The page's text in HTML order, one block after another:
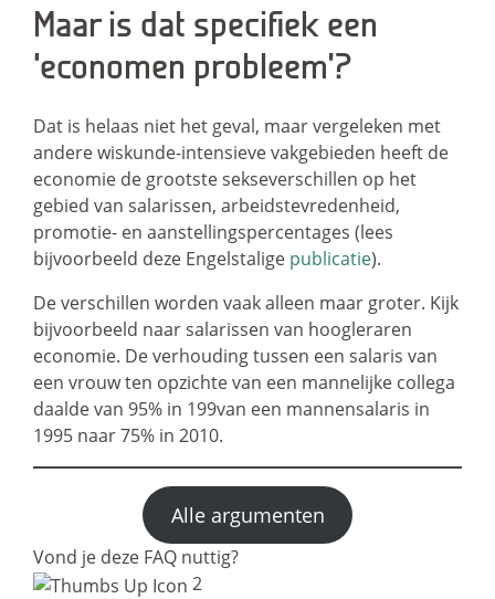
Maar is dat specifiek een
‘economen probleem’?
Dat is helaas niet het geval, maar vergeleken met
andere wiskunde-intensieve vakgebieden heeft de
economie de grootste sekseverschillen op het
gebied van salarissen, arbeidstevredenheid,
promotie- en aanstellingspercentages (lees
bijvoorbeeld deze Engelstalige publicatie).
De verschillen worden vaak alleen maar groter. Kijk
bijvoorbeeld naar salarissen van hoogleraren
economie. De verhouding tussen een salaris van
een vrouw ten opzichte van een mannelijke collega
daalde van 95% in 199van een mannensalaris in
1995 naar 75% in 2010.
Alle argumenten
Vond je deze FAQ nuttig?
2